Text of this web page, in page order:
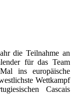
die Teilnahme an
für das Team
ins europäische
Wettkampf
Cascais